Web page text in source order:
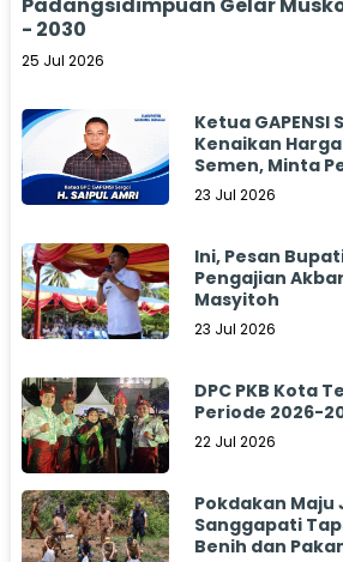
- 2030
25 Jul 2026
Ketua
Kenaikan
Semen, Minta
Bertindak
23 Jul 2026
Ini, Pesan
Pengajian
Masyitoh
23 Jul 2026
DPC PKB Kota
Periode 2026-
22 Jul 2026
Pokdakan Maju
Sanggapati
Benih dan